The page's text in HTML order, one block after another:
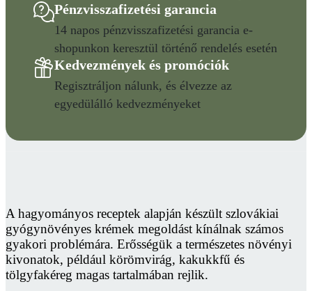
Pénzvisszafizetési garancia
14 napos pénzvisszafizetési garancia e-
shopunkon keresztül történő rendelés esetén
Kedvezmények és promóciók
Regisztráljon nálunk, és élvezze az
egyedülálló kedvezményeket
A hagyományos receptek alapján készült szlovákiai
gyógynövényes krémek megoldást kínálnak számos
gyakori problémára. Erősségük a természetes növényi
kivonatok, például körömvirág, kakukkfű és
tölgyfakéreg magas tartalmában rejlik.